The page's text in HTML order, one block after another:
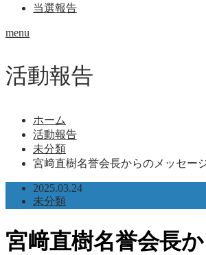
当選報告
menu
活動報告
ホーム
活動報告
未分類
宮﨑直樹名誉会長からのメッセー
2025.03.24
未分類
宮﨑直樹名誉会長